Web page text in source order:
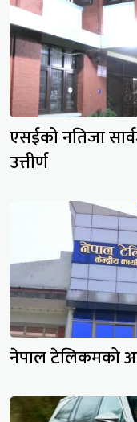
एसईको नतिजा
उत्तीर्ण
नेपाल टेलिकमको